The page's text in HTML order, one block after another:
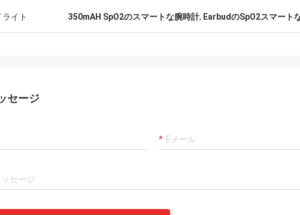
イト 350mAH SpO2のスマートな腕時計, EarbudのSpO2スマート
セージ